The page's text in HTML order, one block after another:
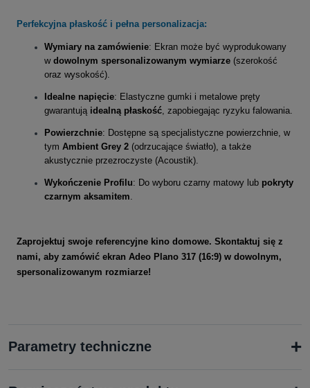
Perfekcyjna płaskość i pełna personalizacja:
Wymiary na zamówienie: Ekran może być wyprodukowany
w dowolnym spersonalizowanym wymiarze (szerokość
oraz wysokość).
Idealne napięcie: Elastyczne gumki i metalowe pręty
gwarantują idealną płaskość , zapobiegając ryzyku falowania.
Powierzchnie: Dostępne są specjalistyczne powierzchnie, w
tym Ambient Grey 2 (odrzucające światło), a także
akustycznie przezroczyste (Acoustik).
Wykończenie Profilu: Do wyboru czarny matowy lub pokryty
czarnym aksamitem
Zaprojektuj swoje referencyjne kino domowe. Skontaktuj się z
nami, aby zamówić ekran Adeo Plano 317 (16:9) w dowolnym,
spersonalizowanym rozmiarze!
Parametry techniczne +